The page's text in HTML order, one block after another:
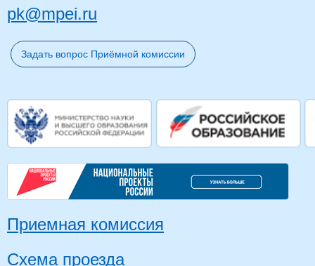
pk@mpei.ru
Задать вопрос Приёмной комиссии
Приемная комиссия
Схема проезда